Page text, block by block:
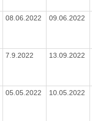
08.06.2022 09.06.2022
7.9.2022 13.09.2022
05.05.2022 10.05.2022